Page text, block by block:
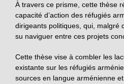
À travers ce prisme, cette thèse
capacité d’action des réfugiés
dirigeants politiques, qui, malgré
su naviguer entre ces projets
Cette thèse vise à combler les
existante sur les réfugiés
sources en langue arménienne